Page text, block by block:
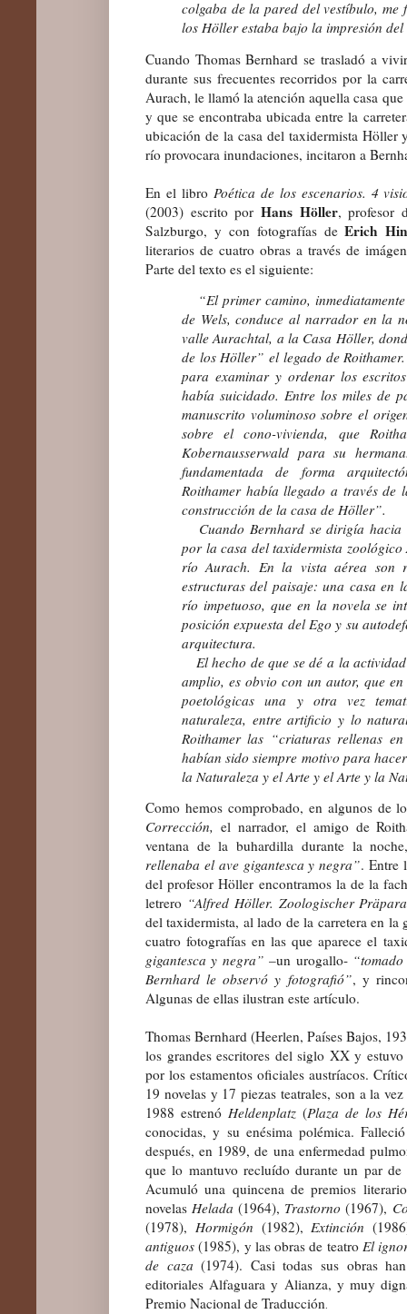
colgaba de la pared del vestíbulo, me
los Höller estaba bajo la impresión
Cuando Thomas Bernhard se trasladó a
durante sus frecuentes recorridos porla
Aurach,le llamó la atención aquella casa
y que se encontraba ubicada entre la
ubicación de la casa del taxidermista
río provocara inundaciones, incitaron a
En el libro Poética de los escenarios. 4
(2003) escrito por Hans Höller, profesor
Salzburgo, y con fotografías deErich
literarios de cuatro obras a través de
Parte del texto es el siguiente:
“El primer camino,
de Wels, conduce al narrador en la
valle Aurachtal, a la Casa Höller,
de los Höller” el legado de
para examinar y ordenar los
había suicidado. Entre los miles de
manuscrito voluminoso sobre el
sobre el cono-vivienda, que
Kobernausserwald para su
fundamentada de forma
Roithamer había llegado a través de
construcción de la casa de Höller”.
Cuando Bernhard se dirigía hacia
por la casa del taxidermista
río Aurach. En la vista aérea son
estructuras del paisaje: una casa en
río impetuoso, que en la novela se
posición expuesta del Ego y su
arquitectura.
El hecho de que se dé a la
amplio, es obvio con un autor, que
poetológicas una y otra vez
naturaleza, entre artificio y lo
Roithamer las “criaturas rellenas
habían sido siempre motivo para
la Naturaleza y el Arte y el Arte y la
Como hemos comprobado, en algunos de
Corrección, el narrador, el amigo de
ventana de la buhardilla durante la
rellenaba el ave gigantesca y negra”. Entre
del profesor Höller encontramos la de la
letrero “Alfred Höller. Zoologischer
del taxidermista, al lado de la carretera en
cuatro fotografías en las que aparece el
gigantesca y negra” –un urogallo-
Bernhard le observó y fotografió”, y
Algunas de ellas ilustran este artículo.
Thomas Bernhard (Heerlen, Países Bajos,
los grandes escritores del siglo XX y
por los estamentos oficiales austríacos.
19 novelas y 17 piezas teatrales, son a la
1988 estrenó Heldenplatz (Plaza de los
conocidas, y su enésima polémica.
después, en 1989, de una enfermedad
que lo mantuvo recluído durante un par
Acumuló una quincena de premios
novelas Helada(1964), Trastorno(1967),
(1978), Hormigón (1982), Extinción
antiguos (1985), y las obras de teatro El
de caza (1974). Casi todas sus obras
editoriales Alfaguara y Alianza, y muy
Premio Nacional de Traducción.